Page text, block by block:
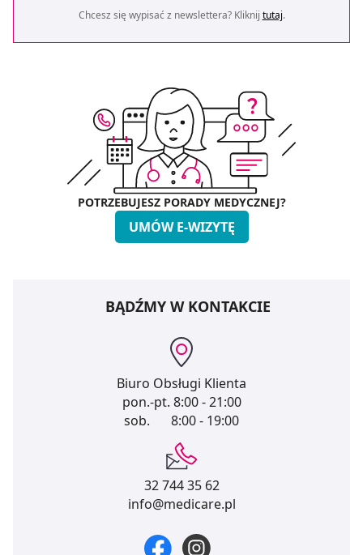
Chcesz się wypisać z newslettera? Kliknij tutaj.
POTRZEBUJESZ PORADY MEDYCZNEJ?
UMÓW E-WIZYTĘ
BĄDŹMY W KONTAKCIE
Biuro Obsługi Klienta
pon.-pt. 8:00 - 21:00
sob.
8:00 - 19:00
32 744 35 62
info@medicare.pl